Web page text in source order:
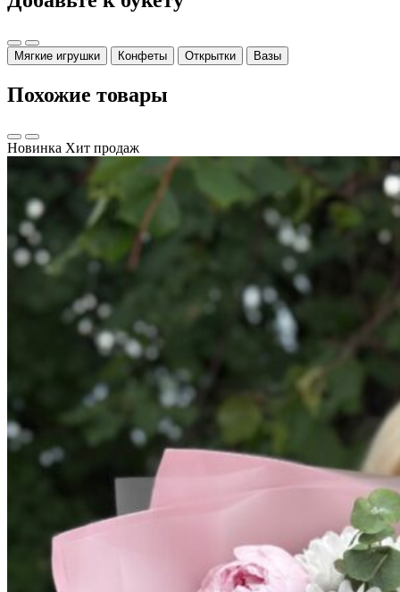
Мягкие игрушки Конфеты Открытки Вазы
Похожие товары
Новинка Хит продаж